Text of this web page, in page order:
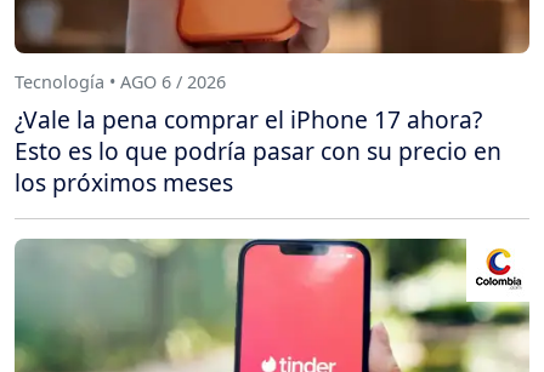
Tecnología • AGO 6 / 2026
¿Vale la pena comprar el iPhone 17 ahora?
Esto es lo que podría pasar con su precio en
los próximos meses